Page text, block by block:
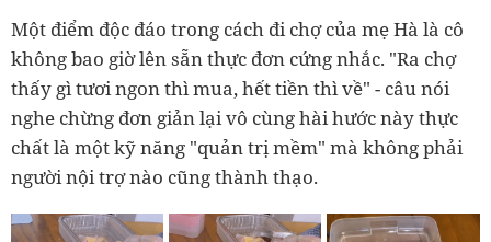
Một điểm độc đáo trong cách đi chợ của mẹ Hà là cô
không bao giờ lên sẵn thực đơn cứng nhắc. "Ra chợ
thấy gì tươi ngon thì mua, hết tiền thì về" - câu nói
nghe chừng đơn giản lại vô cùng hài hước này thực
chất là một kỹ năng "quản trị mềm" mà không phải
người nội trợ nào cũng thành thạo.